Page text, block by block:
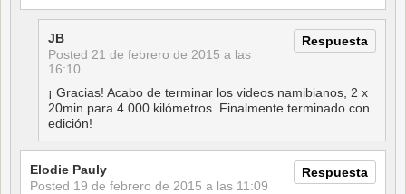
Respuesta
JB
Posted 21 de febrero de 2015 a las
16:10
¡ Gracias! Acabo de terminar los videos namibianos, 2 x
20min para 4.000 kilómetros. Finalmente terminado con
edición!
Respuesta
Elodie Pauly
Posted 19 de febrero de 2015 a las 11:09